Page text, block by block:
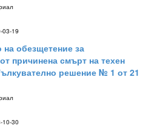
03-19
на обезщетение за
причинена смърт на техен
решение № 1 от 21
10-30